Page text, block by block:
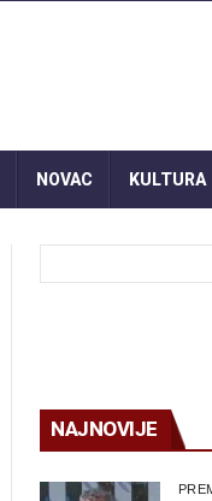
NOVAC KULTURA
NAJNOVIJE